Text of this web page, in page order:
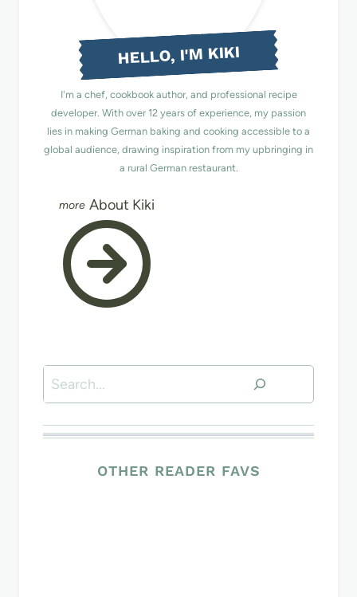
HELLO, I'M KIKI
I'm a chef, cookbook author, and professional recipe
developer. With over 12 years of experience, my passion
lies in making German baking and cooking accessible to a
global audience, drawing inspiration from my upbringing in
a rural German restaurant.
About Kiki
Search
OTHER READER FAVS